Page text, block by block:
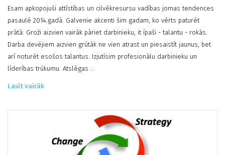
Esam apkopojuši attīstības un cilvēkresursu vadības jomas tendences
pasaulē 2014.gadā. Galvenie akcenti šim gadam, ko vērts paturēt
prātā: Groži aizvien vairāk pāriet darbinieku, it īpaši - talantu - rokās.
Darba devējiem aizvien grūtāk ne vien atrast un piesaistīt jaunus, bet
arī noturēt esošos talantus. Izjutīsim profesionālu darbinieku un
līderības trūkumu. Atslēgas ...
Lasīt vairāk